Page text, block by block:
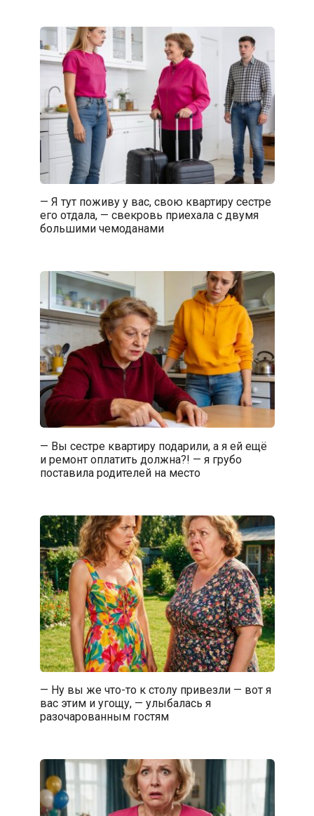
— Я тут поживу у вас, свою квартиру сестре
его отдала, — свекровь приехала с двумя
большими чемоданами
— Вы сестре квартиру подарили, а я ей ещё
и ремонт оплатить должна?! — я грубо
поставила родителей на место
— Ну вы же что-то к столу привезли — вот я
вас этим и угощу, — улыбалась я
разочарованным гостям